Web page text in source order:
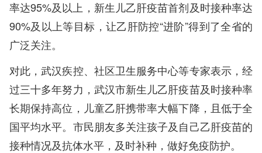
率达95%及以上，新生儿乙肝疫苗首剂及时接种率达
90%及以上等目标，让乙肝防控“进阶”得到了全省的
广泛关注。
对此，武汉疾控、社区卫生服务中心等专家表示，经
过三十多年努力，武汉市新生儿乙肝疫苗及时接种率
长期保持高位，儿童乙肝携带率大幅下降，且低于全
国平均水平。市民朋友多关注孩子及自己乙肝疫苗的
接种情况及抗体水平，及时补种，做好免疫防护。